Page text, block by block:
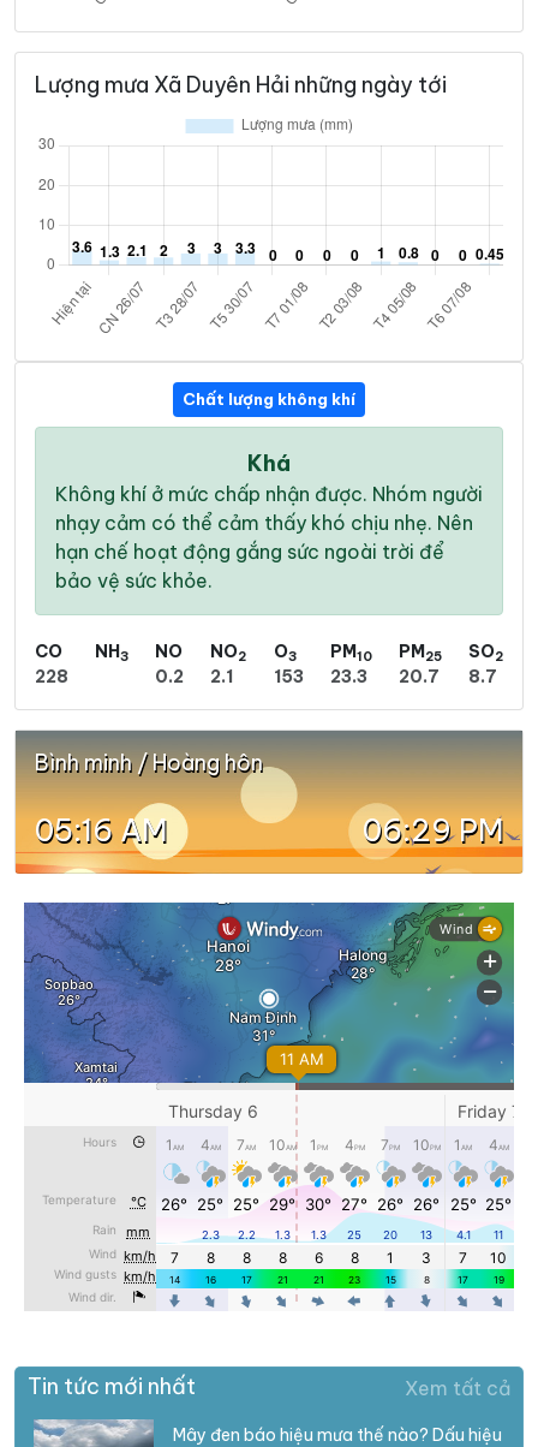
Lượng mưa Xã Duyên Hải những ngày tới
Chất lượng không khí
Khá
Không khí ở mức chấp nhận được. Nhóm người
nhạy cảm có thể cảm thấy khó chịu nhẹ. Nên
hạn chế hoạt động gắng sức ngoài trời để
bảo vệ sức khỏe.
CO
228
NH3
NO
0.2
NO2
2.1
O3
153
PM10
23.3
PM25
20.7
SO2
8.7
Bình minh / Hoàng hôn
05:16 AM 06:29 PM
Tin tức mới nhất Xem tất cả
Mây đen báo hiệu mưa thế nào? Dấu hiệu